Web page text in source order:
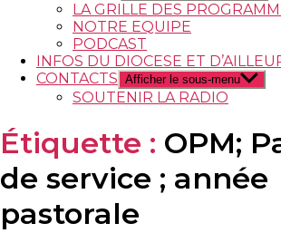
LA GRILLE DES
NOTRE EQUIPE
PODCAST
INFOS DU DIOCESE ET
CONTACTS Afficher le sous-menu
SOUTENIR LA RADIO
Étiquette : OPM;
de service ; année
pastorale